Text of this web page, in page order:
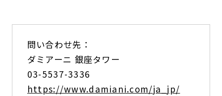
問い合わせ先：
ダミアーニ 銀座タワー
03-5537-3336
https://www.damiani.com/ja_jp/